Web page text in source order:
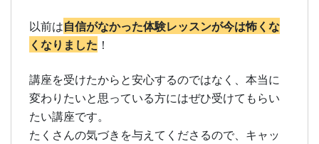
以前は自信がなかった体験レッスンが今は怖くな
くなりました ！
講座を受けたからと安心するのではなく、本当に
変わりたいと思っている方にはぜひ受けてもらい
たい講座です。
たくさんの気づきを与えてくださるので、キャッ